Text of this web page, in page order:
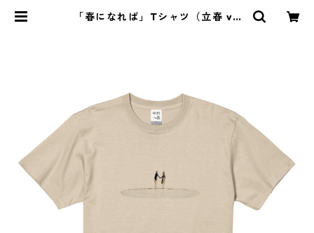
「春になれば」Tシャツ（立春 ve